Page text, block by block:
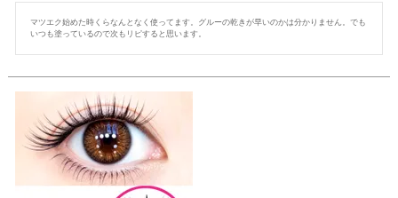
マツエク始めた時くらなんとなく使ってます。グルーの乾きが早いのかは分かりません。でも
いつも塗っているので次もリピすると思います。